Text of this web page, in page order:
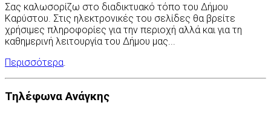
Σας καλωσορίζω στο διαδικτυακό τόπο του Δήμου
Καρύστου. Στις ηλεκτρονικές του σελίδες θα βρείτε
χρήσιμες πληροφορίες για την περιοχή αλλά και για τη
καθημερινή λειτουργία του Δήμου μας...
Περισσότερα
Τηλέφωνα Ανάγκης